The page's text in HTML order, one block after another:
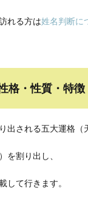
れる方は姓名判断に
格・性質・特徴
出される五大運格（
を割り出し、
して行きます。